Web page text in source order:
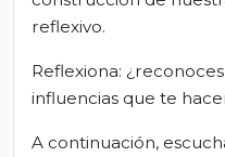
reflexivo.
Reflexiona:
influencias que te
A continuación,